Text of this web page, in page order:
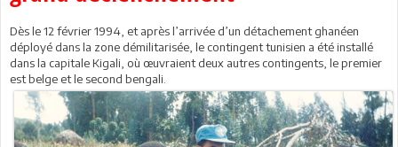
Dès le 12 février 1994, et après l’arrivée d’un détachement ghanéen
déployé dans la zone démilitarisée, le contingent tunisien a été installé
dans la capitale Kigali, où œuvraient deux autres contingents, le premier
est belge et le second bengali.